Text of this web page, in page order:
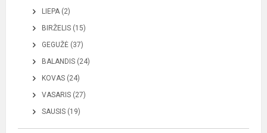
LIEPA (2)
BIRŽELIS (15)
GEGUŽĖ (37)
BALANDIS (24)
KOVAS (24)
VASARIS (27)
SAUSIS (19)